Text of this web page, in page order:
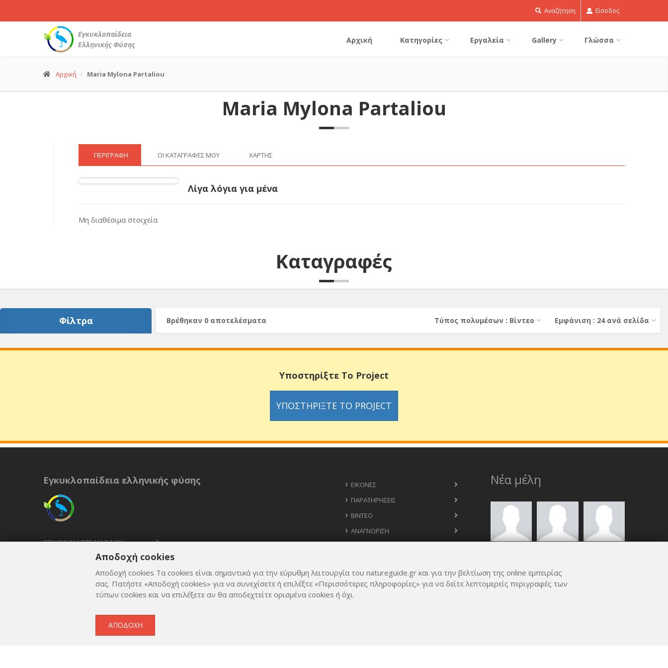
Αναζήτηση Είσοδος
Εγκυκλοπαίδεια
Ελληνικής Φύσης
Αρχική Κατηγορίες Εργαλεία Gallery Γλώσσα
Αρχική Maria Mylona Partaliou
Maria Mylona Partaliou
ΠΕΡΙΓΡΑΦΉ ΟΙ ΚΑΤΑΓΡΑΦΈΣ ΜΟΥ ΧΆΡΤΗΣ
Λίγα λόγια για μένα
Μη διαθέσιμα στοιχεία
Καταγραφές
Φίλτρα Βρέθηκαν 0 αποτελέσματα Εμφάνιση : 24 ανά σελίδα
Τύπος πολυμέσων : Βίντεο
Υποστηρίξτε Το Project
ΥΠΟΣΤΗΡΊΞΤΕ ΤΟ PROJECT
Εγκυκλοπαίδεια ελληνικής φύσης
ΕΠΙΚΟΙΝΩΝΉΣΤΕ ΜΑΖΊ ΜΟΥ
ΟΡΟΙ ΚΑΙ ΠΡΟΫΠΟΘΈΣΕΙΣ
ΠΟΛΙΤΙΚΉ ΑΠΟΡΡΉΤΟΥ
ΕΙΚΌΝΕΣ
ΠΑΡΑΤΗΡΉΣΕΙΣ
ΒΊΝΤΕΟ
ΑΝΑΓΝΏΡΙΣΗ
ΙΔΈΕΣ ΓΙΑ ΕΦΑΡΜΟΓΉ
Νέα μέλη
Αποδοχή cookies
Αποδοχή cookies Τα cookies είναι σημαντικά για την εύρυθμη λειτουργία του natureguide.gr και για την βελτίωση της online εμπειρίας
σας. Πατήστε «Αποδοχή cookies» για να συνεχίσετε ή επιλέξτε «Περισσότερες πληροφορίες» για να δείτε λεπτομερείς περιγραφές των
τύπων cookies και να επιλέξετε αν θα αποδεχτείτε ορισμένα cookies ή όχι.
ΑΠΟΔΟΧΉ